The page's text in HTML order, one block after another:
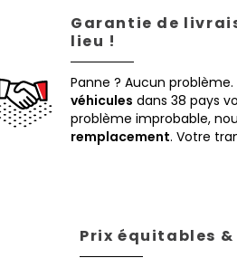
Garantie de
lieu !
Panne ? Aucun problème.
véhicules dans 38 pays
problème improbable,
remplacement. Votre
Prix équitables